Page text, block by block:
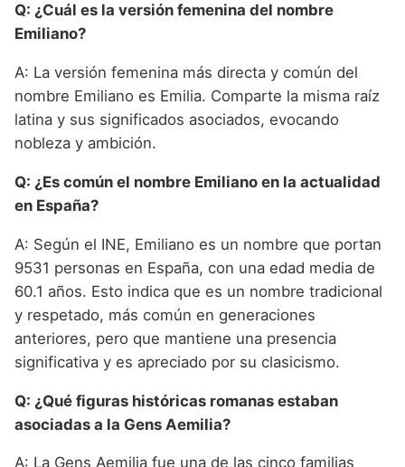
Q: ¿Cuál es la versión femenina del nombre
Emiliano?
A: La versión femenina más directa y común del
nombre Emiliano es Emilia. Comparte la misma raíz
latina y sus significados asociados, evocando
nobleza y ambición.
Q: ¿Es común el nombre Emiliano en la actualidad
en España?
A: Según el INE, Emiliano es un nombre que portan
9531 personas en España, con una edad media de
60.1 años. Esto indica que es un nombre tradicional
y respetado, más común en generaciones
anteriores, pero que mantiene una presencia
significativa y es apreciado por su clasicismo.
Q: ¿Qué figuras históricas romanas estaban
asociadas a la Gens Aemilia?
A: La Gens Aemilia fue una de las cinco familias